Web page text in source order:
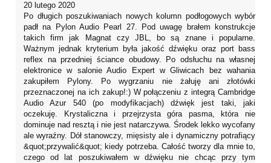
20 lutego 2020
Po długich poszukiwaniach nowych kolumn podłogowych wybór
padł na Pylon Audio Pearl 27. Pod uwagę brałem konstrukcje
takich firm jak Magnat czy JBL, bo są znane i popularne.
Ważnym jednak kryterium była jakość dźwięku oraz port bass
reflex na przedniej ściance obudowy. Po odsłuchu na własnej
elektronice w salonie Audio Expert w Gliwicach bez wahania
zakupiłem Pylony. Po wygrzaniu nie żałuję ani złotówki
przeznaczonej na ich zakup!:) W połączeniu z integrą Cambridge
Audio Azur 540 (po modyfikacjach) dźwięk jest taki, jaki
oczekuję. Krystaliczna i przejrzysta góra pasma, która nie
dominuje nad resztą i nie jest natarczywa. Środek lekko wycofany
ale wyraźny. Dół stanowczy, mięsisty ale i dynamiczny potrafiący
&quot;przywalić&quot; kiedy potrzeba. Całość tworzy dla mnie to,
czego od lat poszukiwałem w dźwięku nie chcąc przy tym